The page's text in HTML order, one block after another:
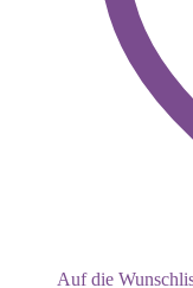
Auf die